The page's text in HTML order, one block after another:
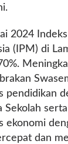
2024 Indeks
(IPM) di
pendidikan
Sekolah serta
ekonomi
dan